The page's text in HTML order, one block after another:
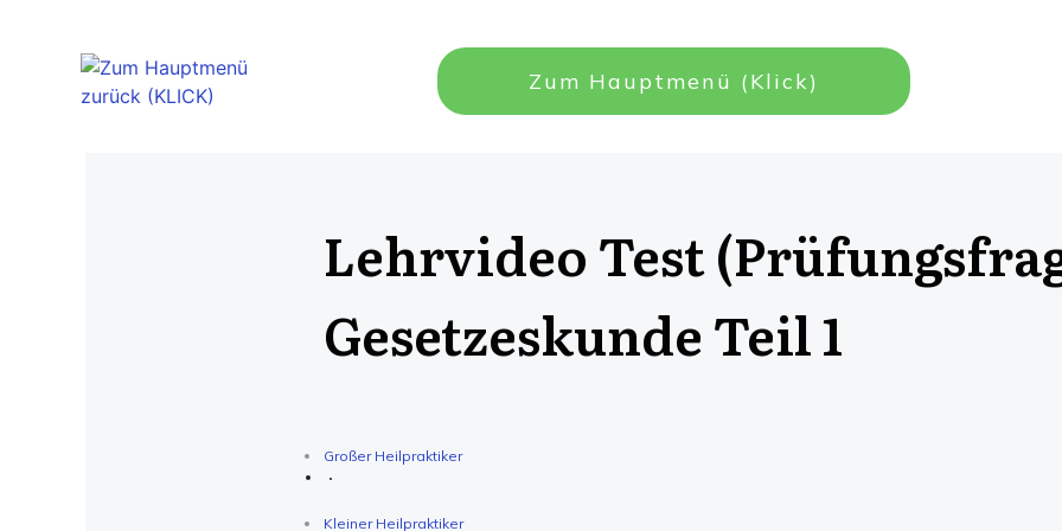
Zum Hauptmenü (Klick)
Lehrvideo Test
Gesetzeskunde Teil 1
Großer Heilpraktiker
Kleiner Heilpraktiker